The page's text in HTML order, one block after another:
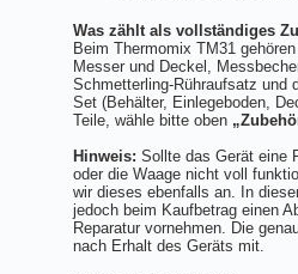
Was zählt als vollständiges
Beim Thermomix TM31
Messer und Deckel,
Schmetterling-Rühraufsatz und
Set (Behälter, Einlegeboden,
Teile, wähle bitte oben
Hinweis: Sollte das Gerät eine
oder die Waage nicht voll
wir dieses ebenfalls an. In
jedoch beim Kaufbetrag einen
Reparatur vornehmen. Die
nach Erhalt des Geräts mit.